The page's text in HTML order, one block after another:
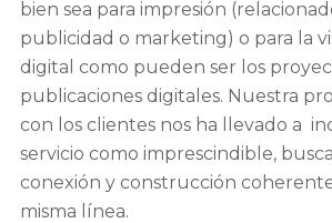
bien sea para impresión
publicidad o marketing) o para la
digital como pueden ser los
publicaciones digitales. Nuestra
con los clientes nos ha llevado a
servicio como imprescindible,
conexión y construcción
misma línea.